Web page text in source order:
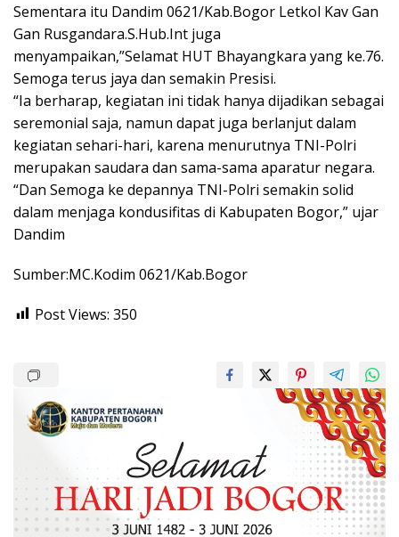
Sementara itu Dandim 0621/Kab.Bogor Letkol Kav Gan
Gan Rusgandara.S.Hub.Int juga
menyampaikan,”Selamat HUT Bhayangkara yang ke.76.
Semoga terus jaya dan semakin Presisi.
“Ia berharap, kegiatan ini tidak hanya dijadikan sebagai
seremonial saja, namun dapat juga berlanjut dalam
kegiatan sehari-hari, karena menurutnya TNI-Polri
merupakan saudara dan sama-sama aparatur negara.
“Dan Semoga ke depannya TNI-Polri semakin solid
dalam menjaga kondusifitas di Kabupaten Bogor,” ujar
Dandim
Sumber:MC.Kodim 0621/Kab.Bogor
Post Views: 350